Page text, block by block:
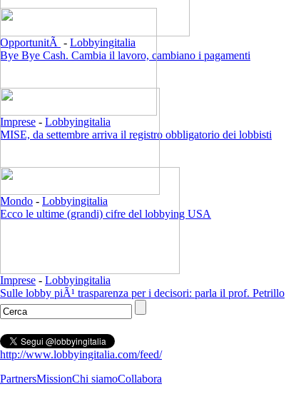
OpportunitÃ - Lobbyingitalia
Bye Bye Cash. Cambia il lavoro, cambiano i pagamenti
Imprese - Lobbyingitalia
MISE, da settembre arriva il registro obbligatorio dei lobbisti
Mondo - Lobbyingitalia
Ecco le ultime (grandi) cifre del lobbying USA
Imprese - Lobbyingitalia
Sulle lobby piÃ¹ trasparenza per i decisori: parla il prof. Petrillo
http://www.lobbyingitalia.com/feed/
PartnersMissionChi siamoCollabora